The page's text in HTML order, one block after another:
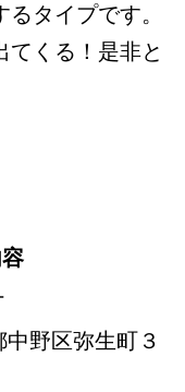
タイプです。
てくる！是非と
中野区弥生町３